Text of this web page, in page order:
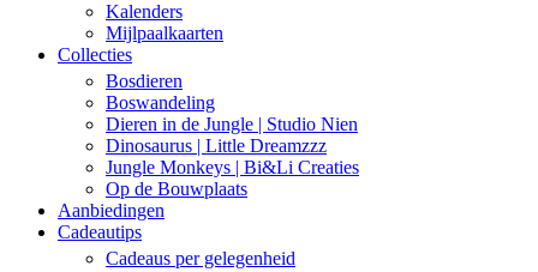
Kalenders
Mijlpaalkaarten
Collecties
Bosdieren
Boswandeling
Dieren in de Jungle | Studio Nien
Dinosaurus | Little Dreamzzz
Jungle Monkeys | Bi&Li Creaties
Op de Bouwplaats
Aanbiedingen
Cadeautips
Cadeaus per gelegenheid